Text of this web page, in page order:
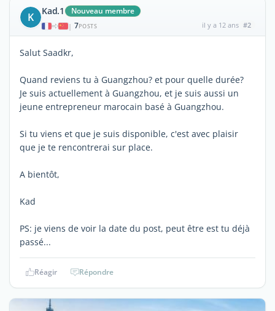
K Kad.1 Nouveau membre
| 7POSTS il y a 12 ans #2
Salut Saadkr,
Quand reviens tu à Guangzhou? et pour quelle durée?
Je suis actuellement à Guangzhou, et je suis aussi un
jeune entrepreneur marocain basé à Guangzhou.
Si tu viens et que je suis disponible, c'est avec plaisir
que je te rencontrerai sur place.
A bientôt,
Kad
PS: je viens de voir la date du post, peut être est tu déjà
passé...
Réagir Répondre